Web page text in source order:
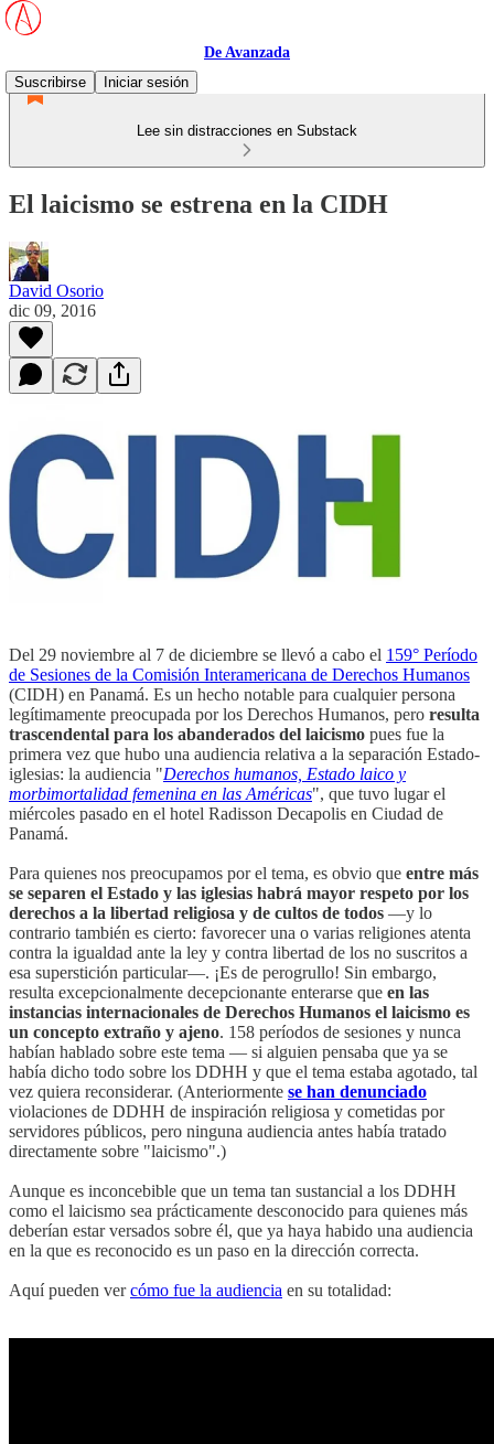
De Avanzada
Suscribirse
Iniciar sesión
Lee sin distracciones en Substack
El laicismo se estrena en la CIDH
David Osorio
dic 09, 2016
Del 29 noviembre al 7 de diciembre se llevó a cabo el 159° Período
de Sesiones de la Comisión Interamericana de Derechos Humanos
(CIDH) en Panamá. Es un hecho notable para cualquier persona
legítimamente preocupada por los Derechos Humanos, pero resulta
trascendental para los abanderados del laicismo pues fue la
primera vez que hubo una audiencia relativa a la separación Estado-
iglesias: la audiencia "Derechos humanos, Estado laico y
morbimortalidad femenina en las Américas", que tuvo lugar el
miércoles pasado en el hotel Radisson Decapolis en Ciudad de
Panamá.
Para quienes nos preocupamos por el tema, es obvio que entre más
se separen el Estado y las iglesias habrá mayor respeto por los
derechos a la libertad religiosa y de cultos de todos —y lo
contrario también es cierto: favorecer una o varias religiones atenta
contra la igualdad ante la ley y contra libertad de los no suscritos a
esa superstición particular—. ¡Es de perogrullo! Sin embargo,
resulta excepcionalmente decepcionante enterarse que en las
instancias internacionales de Derechos Humanos el laicismo es
un concepto extraño y ajeno. 158 períodos de sesiones y nunca
habían hablado sobre este tema — si alguien pensaba que ya se
había dicho todo sobre los DDHH y que el tema estaba agotado, tal
vez quiera reconsiderar. (Anteriormente se han denunciado
violaciones de DDHH de inspiración religiosa y cometidas por
servidores públicos, pero ninguna audiencia antes había tratado
directamente sobre "laicismo".)
Aunque es inconcebible que un tema tan sustancial a los DDHH
como el laicismo sea prácticamente desconocido para quienes más
deberían estar versados sobre él, que ya haya habido una audiencia
en la que es reconocido es un paso en la dirección correcta.
Aquí pueden vercómo fue la audiencia en su totalidad: